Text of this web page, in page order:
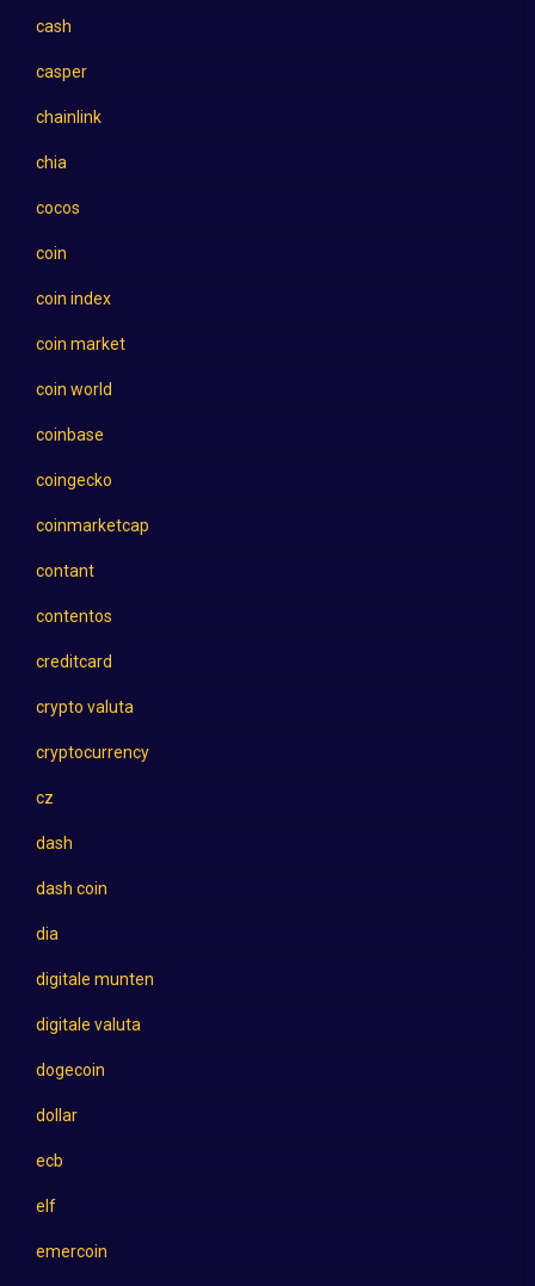
cash
casper
chainlink
chia
cocos
coin
coin index
coin market
coin world
coinbase
coingecko
coinmarketcap
contant
contentos
creditcard
crypto valuta
cryptocurrency
cz
dash
dash coin
dia
digitale munten
digitale valuta
dogecoin
dollar
ecb
elf
emercoin